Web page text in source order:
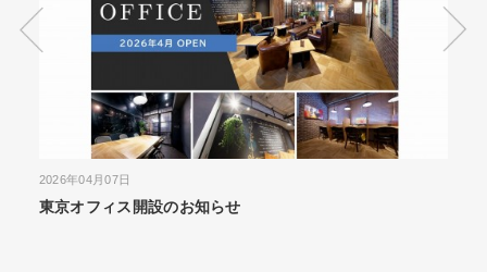
2026年04月07日
東京オフィス開設のお知らせ